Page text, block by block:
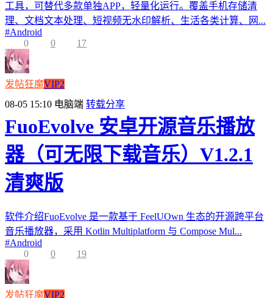
工具，可替代多款单独APP，轻量化运行。覆盖手机存储清
理、文档文本处理、短视频无水印解析、生活各类计算、网...
#Android
0
0 17
发帖狂魔VIP2
08-05 15:10 电脑端 转载分享
FuoEvolve 安卓开源音乐播放
器（可无限下载音乐）V1.2.1
清爽版
软件介绍FuoEvolve 是一款基于 FeelUOwn 生态的开源跨平台
音乐播放器，采用 Kotlin Multiplatform 与 Compose Mul...
#Android
0
0 19
发帖狂魔VIP2